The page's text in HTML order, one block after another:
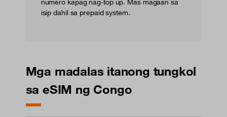
isip dahil sa prepaid system.
Mga madalas itanong tungkol
sa eSIM ng Congo